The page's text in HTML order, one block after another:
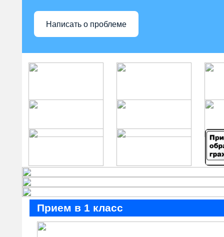
Написать о проблеме
Прием в 1 класс